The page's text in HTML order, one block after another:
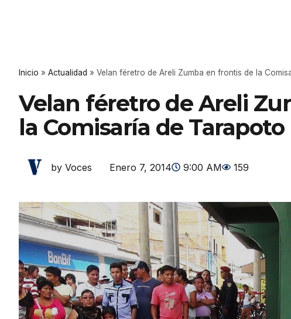
Inicio » Actualidad » Velan féretro de Areli Zumba en frontis de la
Velan féretro de Areli
la Comisaría de Tarapoto
by Voces Enero 7, 2014 9:00 AM 159